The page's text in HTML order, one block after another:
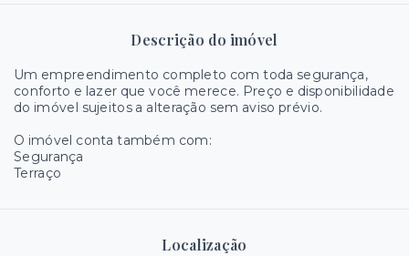
Descrição do imóvel
Um empreendimento completo com toda segurança,
conforto e lazer que você merece. Preço e disponibilidade
do imóvel sujeitos a alteração sem aviso prévio.
O imóvel conta também com:
Segurança
Terraço
Localização